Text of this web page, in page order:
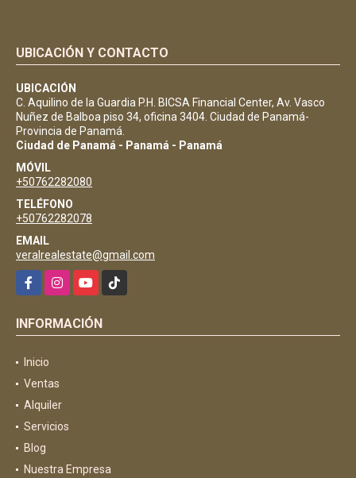
UBICACIÓN Y CONTACTO
UBICACIÓN
C. Aquilino de la Guardia P.H. BICSA Financial Center, Av. Vasco
Nuñez de Balboa piso 34, oficina 3404. Ciudad de Panamá-
Provincia de Panamá.
Ciudad de Panamá - Panamá - Panamá
MÓVIL
+50762282080
TELÉFONO
+50762282078
EMAIL
veralrealestate@gmail.com
FacebookInstagramYouTubeTikTok
INFORMACIÓN
Inicio
Ventas
Alquiler
Servicios
Blog
Nuestra Empresa